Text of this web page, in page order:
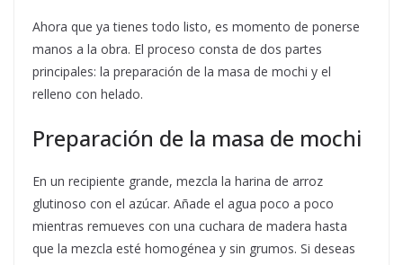
Ahora que ya tienes todo listo, es momento de ponerse
manos a la obra. El proceso consta de dos partes
principales: la preparación de la masa de mochi y el
relleno con helado.
Preparación de la masa de mochi
En un recipiente grande, mezcla la harina de arroz
glutinoso con el azúcar. Añade el agua poco a poco
mientras remueves con una cuchara de madera hasta
que la mezcla esté homogénea y sin grumos. Si deseas